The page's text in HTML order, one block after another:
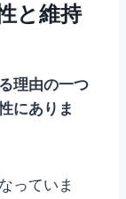
と維持
理由の一つ
にありま
っていま